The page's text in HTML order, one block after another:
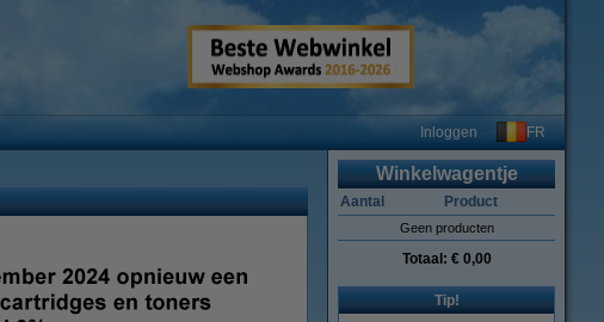
Inloggen FR
Winkelwagentje
Aantal Product
Geen producten
Totaal: € 0,00
Tip!